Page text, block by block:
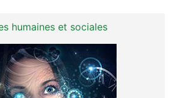
humaines et sociales